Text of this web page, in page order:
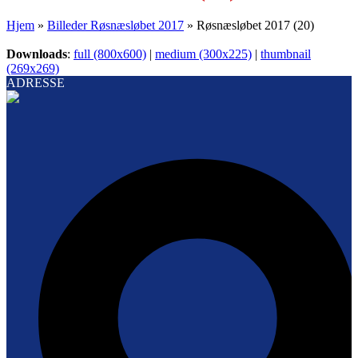
Hjem » Billeder Røsnæsløbet 2017 » Røsnæsløbet 2017 (20)
Downloads: full (800x600) | medium (300x225) | thumbnail
(269x269)
ADRESSE